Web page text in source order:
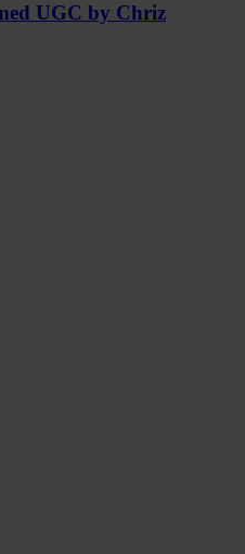
UGC by Chriz